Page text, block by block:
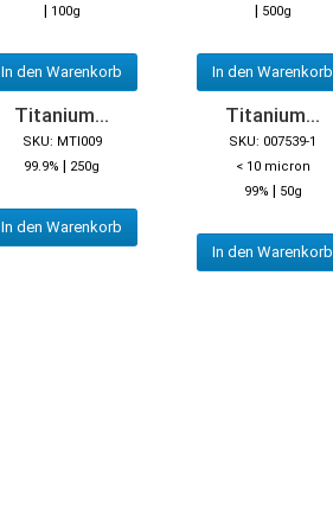
| 100g
In den Warenkorb
| 500g
In den Warenkorb
Titanium...
SKU: MTI009
99.9% | 250g
In den Warenkorb
Titanium...
SKU: 007539-1
< 10 micron
99% | 50g
In den Warenkorb